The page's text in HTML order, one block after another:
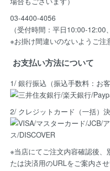
03-4400-4056
（受付時間：平日10:00-12:00
※お掛け間違いのないようご注
お支払い方法について
1/ 銀行振込（振込手数料：お客
2/ クレジットカード（一括）
※当店にてご注文内容確認後、
たは決済用のURLをご案内さ